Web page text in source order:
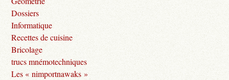
Dossiers
Informatique
Recettes de cuisine
Bricolage
trucs mnémotechniques
Les « nimportnawaks »